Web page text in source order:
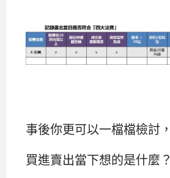
事後你更可以一檔檔檢討，
買進賣出當下想的是什麼？